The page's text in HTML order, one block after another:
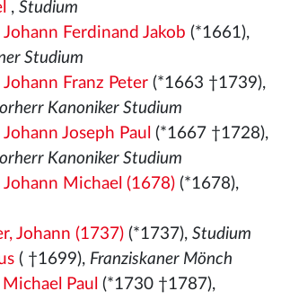
, Studium
Ferdinand Jakob (*1661),
Studium
Franz Peter(*1663 †1739),
Kanoniker Studium
Joseph Paul (*1667 †1728),
Kanoniker Studium
Johann Michael (1678)(*1678),
Johann (1737)(*1737), Studium
( †1699), Franziskaner Mönch
Paul (*1730 †1787),